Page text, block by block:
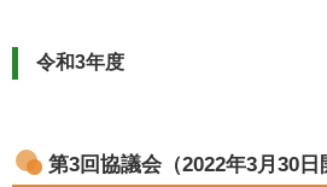
令和3年度
第3回協議会（2022年3月30日